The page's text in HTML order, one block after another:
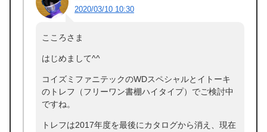
2020/03/10 10:30
こころさま
はじめまして^^
コイズミファニテックのWDスペシャルとイトーキ
のトレフ（フリーワン書棚ハイタイプ）でご検討中
ですね。
トレフは2017年度を最後にカタログから消え、現在